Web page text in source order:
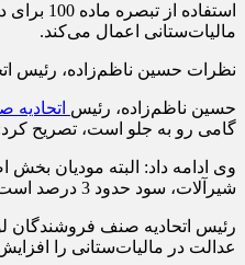
مالیات‌ستانی اعمال می‌کند.
نظرات حسین ناظم‌زاده، رئیس اتحادیه لوازم
حسین ناظم‌زاده، رئیس
گامی رو به جلو است، تصریح کرد: نه تنها بنده به
وی ادامه داد: البته مودیان
شیرآلات، سود حدود 3 درصد است؛ اما اینتاکدها حدود 7 و نیم درصد است.
عدالت در مالیات‌ستانی را